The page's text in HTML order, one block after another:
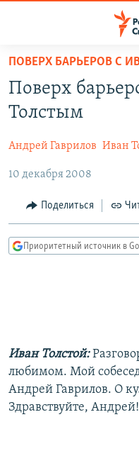
упрощенного
доступа
Вернуться
основному
Вернутся
главной
навигации
Вернутся
ПРОГРАММЫ
ПОДКАСТЫ
ЦИТАТЫ СВОБОДЫ
МНЕНИЯ
КУЛЬТУРА
IDEL.РЕАЛИИ
КАВКАЗ.РЕАЛИИ
ПОДПИШИТЕСЬ НА
СОЦИАЛЬНЫЕ СЕТИ
ПОВЕРХ БАРЬЕРОВ С
Поверх
Толстым
Андрей Гаврилов Иван
10 декабря 2008
Поделиться
Приоритетный источник в
Иван Толстой:
любимом. Мой
Андрей Гаврилов. О
Здравствуйте, Андрей!